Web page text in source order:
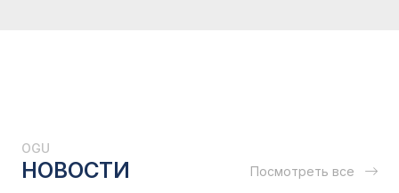
OGU
НОВОСТИ Посмотреть все